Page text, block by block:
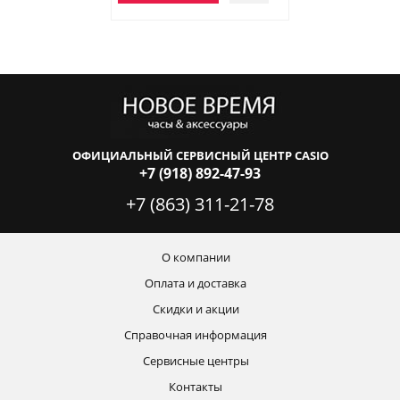
ОФИЦИАЛЬНЫЙ СЕРВИСНЫЙ ЦЕНТР CASIO
+7 (918) 892-47-93
+7 (863) 311-21-78
О компании
Оплата и доставка
Скидки и акции
Справочная информация
Сервисные центры
Контакты